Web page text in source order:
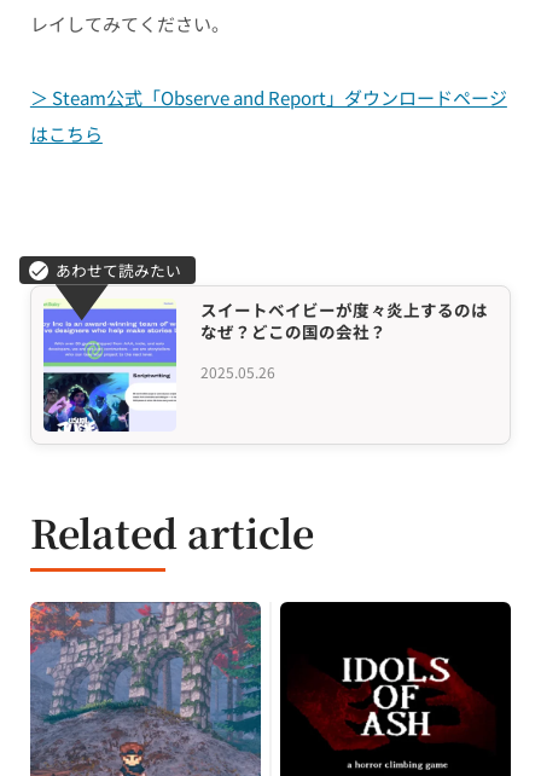
レイしてみてください。
＞ Steam公式「Observe and Report」ダウンロードページ
はこちら
2025.05.26
スイートベイビーが度々炎上するのは
なぜ？どこの国の会社？
Related article